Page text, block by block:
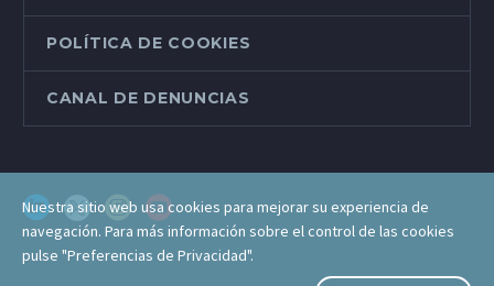
POLÍTICA DE COOKIES
CANAL DE DENUNCIAS
Nuestra sitio web usa cookies para mejorar su experiencia de
navegación. Para más información sobre el control de las cookies
pulse "Preferencias de Privacidad".